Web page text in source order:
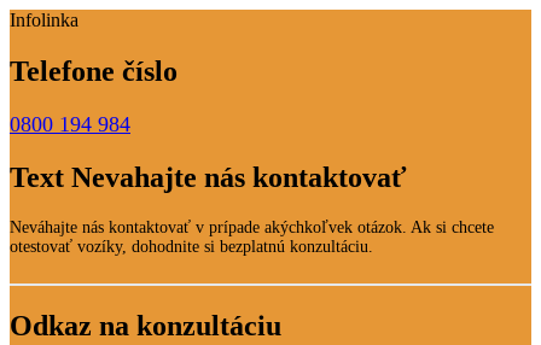
Infolinka
Telefone číslo
0800 194 984
Text Nevahajte nás kontaktovať
Neváhajte nás kontaktovať v prípade akýchkoľvek otázok. Ak si chcete
otestovať vozíky, dohodnite si bezplatnú konzultáciu.
Odkaz na konzultáciu